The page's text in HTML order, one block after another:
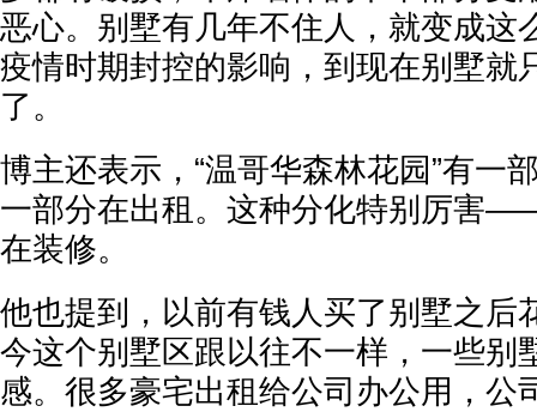
恶心。别墅有几年不住人，就变成这
疫情时期封控的影响，到现在别墅就
了。
博主还表示，“温哥华森林花园”有一
一部分在出租。这种分化特别厉害
在装修。
他也提到，以前有钱人买了别墅之后
今这个别墅区跟以往不一样，一些别
感。很多豪宅出租给公司办公用，公